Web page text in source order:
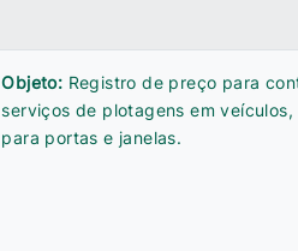
Objeto: Registro de preço para
serviços de plotagens em
para portas e janelas.